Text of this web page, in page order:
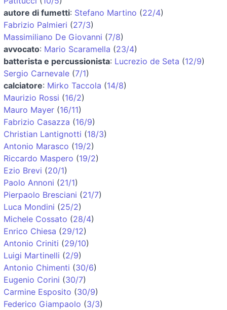
autore di fumetti: Stefano Martino (22/4)
Fabrizio Palmieri (27/3)
Massimiliano De Giovanni (7/8)
avvocato: Mario Scaramella (23/4)
batterista e percussionista: Lucrezio de Seta (12/9)
Sergio Carnevale (7/1)
calciatore: Mirko Taccola (14/8)
Maurizio Rossi (16/2)
Mauro Mayer (16/11)
Fabrizio Casazza (16/9)
Christian Lantignotti (18/3)
Antonio Marasco (19/2)
Riccardo Maspero (19/2)
Ezio Brevi (20/1)
Paolo Annoni (21/1)
Pierpaolo Bresciani (21/7)
Luca Mondini (25/2)
Michele Cossato (28/4)
Enrico Chiesa (29/12)
Antonio Criniti (29/10)
Luigi Martinelli (2/9)
Antonio Chimenti (30/6)
Eugenio Corini (30/7)
Carmine Esposito (30/9)
Federico Giampaolo (3/3)